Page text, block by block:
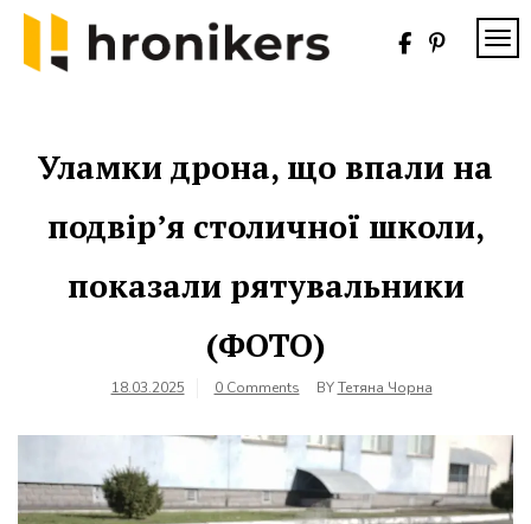
Skip
content
Уламки дрона, що впали на
подвір’я столичної школи,
показали рятувальники
(ФОТО)
18.03.2025 0 Comments BYТетяна Чорна